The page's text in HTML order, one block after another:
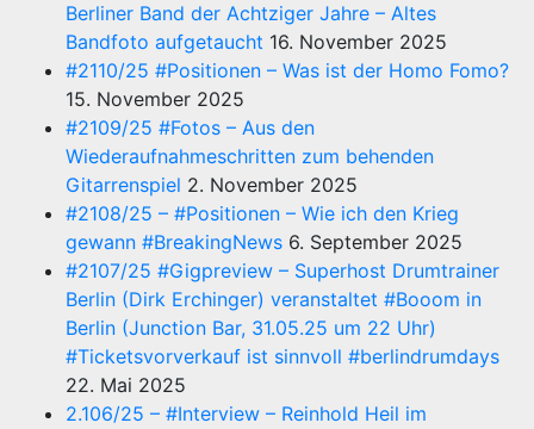
Berliner Band der Achtziger Jahre – Altes
Bandfoto aufgetaucht 16. November 2025
#2110/25 #Positionen – Was ist der Homo Fomo?
15. November 2025
#2109/25 #Fotos – Aus den
Wiederaufnahmeschritten zum behenden
Gitarrenspiel 2. November 2025
#2108/25 – #Positionen – Wie ich den Krieg
gewann #BreakingNews 6. September 2025
#2107/25 #Gigpreview – Superhost Drumtrainer
Berlin (Dirk Erchinger) veranstaltet #Booom in
Berlin (Junction Bar, 31.05.25 um 22 Uhr)
#Ticketsvorverkauf ist sinnvoll #berlindrumdays
22. Mai 2025
2.106/25 – #Interview – Reinhold Heil im